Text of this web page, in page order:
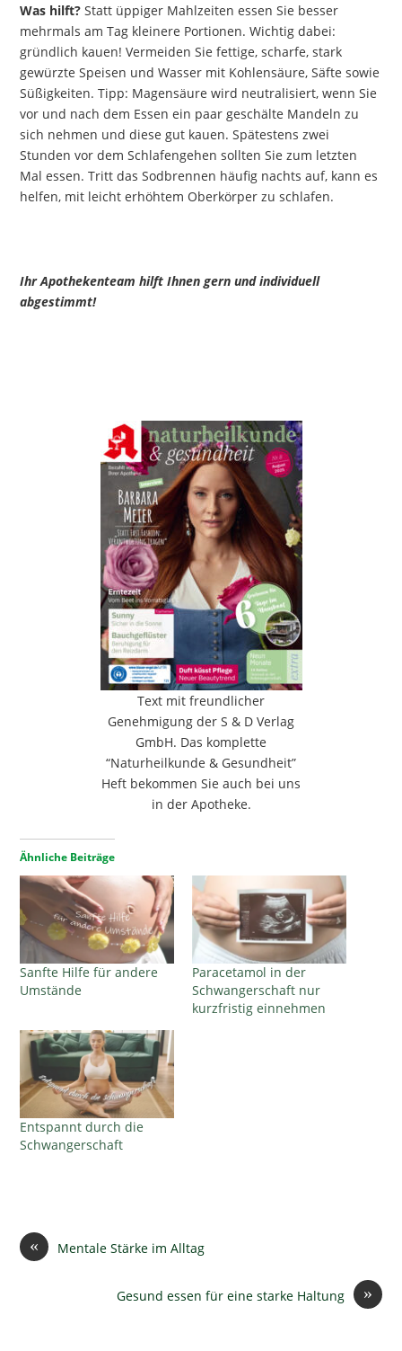
Was hilft? Statt üppiger Mahlzeiten essen Sie besser
mehrmals am Tag kleinere Portionen. Wichtig dabei:
gründlich kauen! Vermeiden Sie fettige, scharfe, stark
gewürzte Speisen und Wasser mit Kohlensäure, Säfte sowie
Süßigkeiten. Tipp: Magensäure wird neutralisiert, wenn Sie
vor und nach dem Essen ein paar geschälte Mandeln zu
sich nehmen und diese gut kauen. Spätestens zwei
Stunden vor dem Schlafengehen sollten Sie zum letzten
Mal essen. Tritt das Sodbrennen häufig nachts auf, kann es
helfen, mit leicht erhöhtem Oberkörper zu schlafen.
Ihr Apothekenteam hilft Ihnen gern und individuell
abgestimmt!
Text mit freundlicher
Genehmigung der S & D Verlag
GmbH. Das komplette
“Naturheilkunde & Gesundheit”
Heft bekommen Sie auch bei uns
in der Apotheke.
Ähnliche Beiträge
Sanfte Hilfe für andere
Umstände
Paracetamol in der
Schwangerschaft nur
kurzfristig einnehmen
Entspannt durch die
Schwangerschaft
« Mentale Stärke im Alltag
»
Gesund essen für eine starke Haltung